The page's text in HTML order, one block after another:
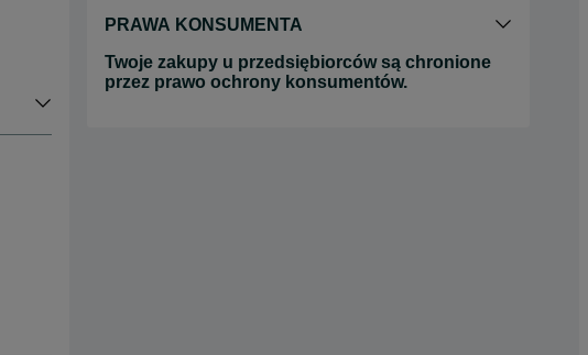
PRAWA KONSUMENTA
Twoje zakupy u przedsiębiorców są chronione
przez prawo ochrony konsumentów.